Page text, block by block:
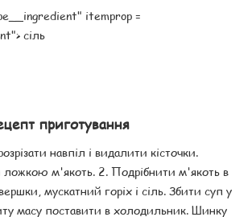
itemprop =
сіль
приготування
навпіл і видалити кісточки.
ложкою м'якоть. 2. Подрібнити м'якоть в
мускатний горіх і сіль. Збити суп у
масу поставити в холодильник. Шинку